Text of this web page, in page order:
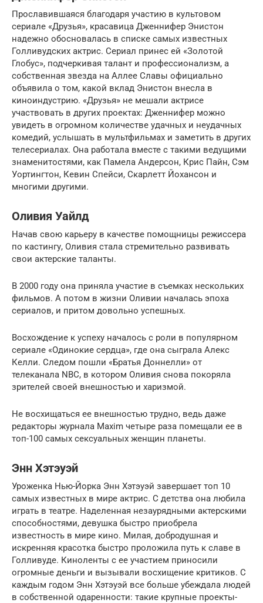
Прославившаяся благодаря участию в культовом
сериале «Друзья», красавица Дженнифер Энистон
надежно обосновалась в списке самых известных
Голливудских актрис. Сериал принес ей «Золотой
Глобус», подчеркивая талант и профессионализм, а
собственная звезда на Аллее Славы официально
объявила о том, какой вклад Энистон внесла в
киноиндустрию. «Друзья» не мешали актрисе
участвовать в других проектах: Дженнифер можно
увидеть в огромном количестве удачных и неудачных
комедий, услышать в мультфильмах и заметить в других
телесериалах. Она работала вместе с такими ведущими
знаменитостями, как Памела Андерсон, Крис Пайн, Сэм
Уортингтон, Кевин Спейси, Скарлетт Йохансон и
многими другими.
Оливия Уайлд
Начав свою карьеру в качестве помощницы режиссера
по кастингу, Оливия стала стремительно развивать
свои актерские таланты.
В 2000 году она приняла участие в съемках нескольких
фильмов. А потом в жизни Оливии началась эпоха
сериалов, и притом довольно успешных.
Восхождение к успеху началось с роли в популярном
сериале «Одинокие сердца», где она сыграла Алекс
Келли. Следом пошли «Братья Доннелли» от
телеканала NBC, в котором Оливия снова покоряла
зрителей своей внешностью и харизмой.
Не восхищаться ее внешностью трудно, ведь даже
редакторы журнала Maxim четыре раза помещали ее в
топ-100 самых сексуальных женщин планеты.
Энн Хэтэуэй
Уроженка Нью-Йорка Энн Хэтэуэй завершает топ 10
самых известных в мире актрис. С детства она любила
играть в театре. Наделенная незаурядными актерскими
способностями, девушка быстро приобрела
известность в мире кино. Милая, добродушная и
искренняя красотка быстро проложила путь к славе в
Голливуде. Киноленты с ее участием приносили
огромные деньги и вызывали восхищение критиков. С
каждым годом Энн Хэтэуэй все больше убеждала людей
в собственной одаренности: такие крупные проекты-